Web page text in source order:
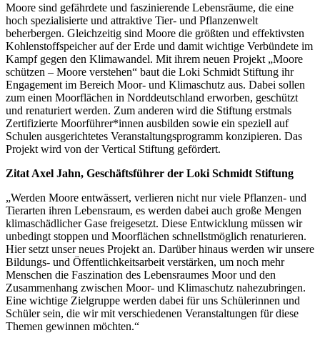
Moore sind gefährdete und faszinierende Lebensräume, die eine
hoch spezialisierte und attraktive Tier- und Pflanzenwelt
beherbergen. Gleichzeitig sind Moore die größten und effektivsten
Kohlenstoffspeicher auf der Erde und damit wichtige Verbündete im
Kampf gegen den Klimawandel. Mit ihrem neuen Projekt „Moore
schützen – Moore verstehen“ baut die Loki Schmidt Stiftung ihr
Engagement im Bereich Moor- und Klimaschutz aus. Dabei sollen
zum einen Moorflächen in Norddeutschland erworben, geschützt
und renaturiert werden. Zum anderen wird die Stiftung erstmals
Zertifizierte Moorführer*innen ausbilden sowie ein speziell auf
Schulen ausgerichtetes Veranstaltungsprogramm konzipieren. Das
Projekt wird von der Vertical Stiftung gefördert.
Zitat Axel Jahn, Geschäftsführer der Loki Schmidt Stiftung
„Werden Moore entwässert, verlieren nicht nur viele Pflanzen- und
Tierarten ihren Lebensraum, es werden dabei auch große Mengen
klimaschädlicher Gase freigesetzt. Diese Entwicklung müssen wir
unbedingt stoppen und Moorflächen schnellstmöglich renaturieren.
Hier setzt unser neues Projekt an. Darüber hinaus werden wir unsere
Bildungs- und Öffentlichkeitsarbeit verstärken, um noch mehr
Menschen die Faszination des Lebensraumes Moor und den
Zusammenhang zwischen Moor- und Klimaschutz nahezubringen.
Eine wichtige Zielgruppe werden dabei für uns Schülerinnen und
Schüler sein, die wir mit verschiedenen Veranstaltungen für diese
Themen gewinnen möchten.“